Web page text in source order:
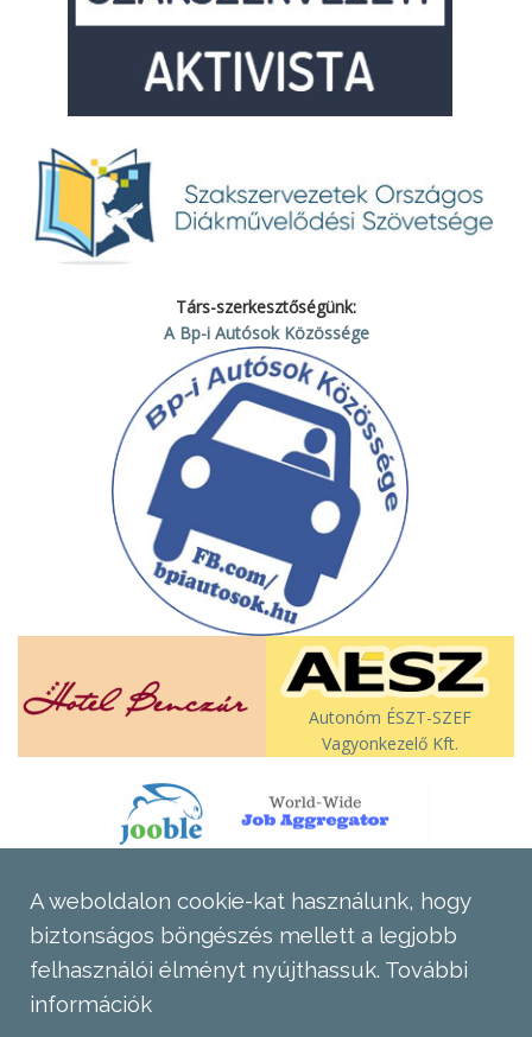
Társ-szerkesztőségünk:
A Bp-i Autósok Közössége
Autonóm ÉSZT-SZEF
Vagyonkezelő Kft.
A weboldalon cookie-kat használunk, hogy
biztonságos böngészés mellett a legjobb
felhasználói élményt nyújthassuk. További
információk